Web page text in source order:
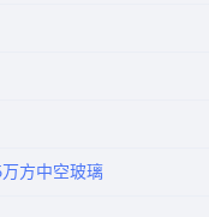
方中空玻璃